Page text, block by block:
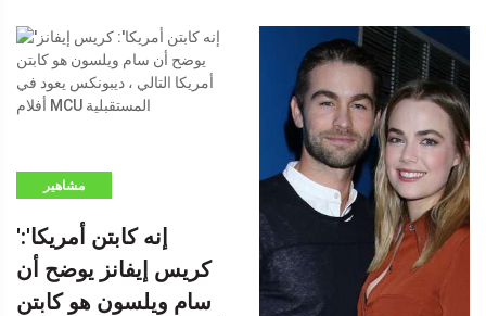
مشاهير
'إنه كابتن أمريكا':
كريس إيفانز يوضح أن
سام ويلسون هو كابتن